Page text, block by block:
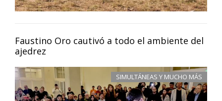
Faustino Oro cautivó a todo el ambiente del
ajedrez
SIMULTÁNEAS Y MUCHO MÁS